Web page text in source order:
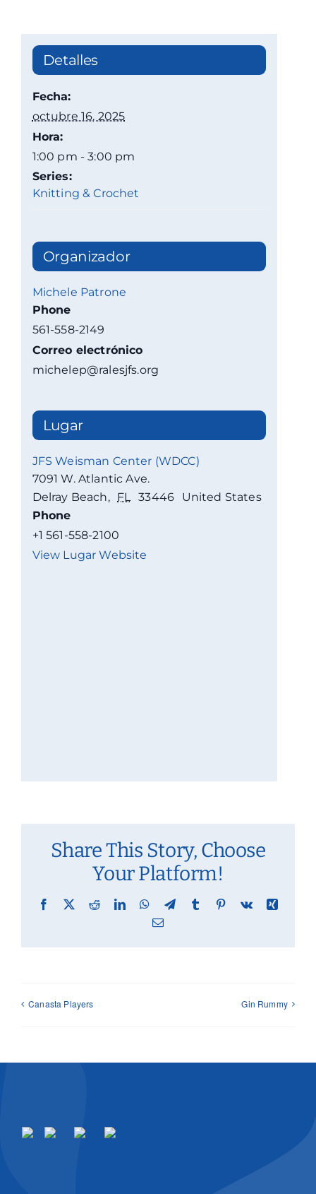
Detalles
Fecha:
octubre 16, 2025
Hora:
1:00 pm - 3:00 pm
Series:
Knitting & Crochet
Organizador
Michele Patrone
Phone
561-558-2149
Correo electrónico
michelep@ralesjfs.org
Lugar
JFS Weisman Center (WDCC)
7091 W. Atlantic Ave.
Delray Beach, FL 33446
United States
Phone
+1 561-558-2100
View Lugar Website
Share This Story, Choose
Your Platform!
Facebook
X RedditLinkedInWhatsApp
TelegramTumblr Pinterest
Vk
Xing
Email
Canasta Players Gin Rummy